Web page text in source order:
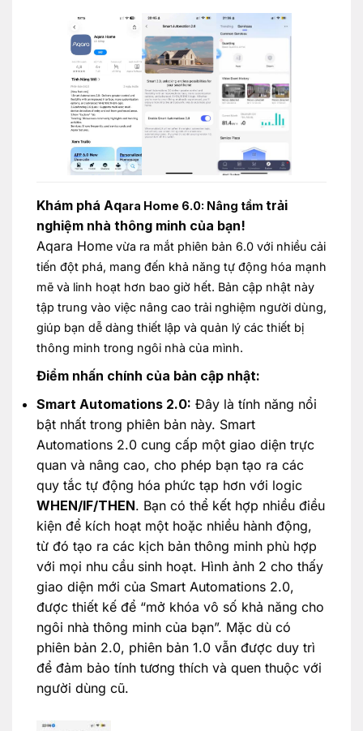
Khám phá Aqara Home 6.0: Nâng tầm trải
nghiệm nhà thông minh của bạn!
Aqara Home vừa ra mắt phiên bản 6.0 với nhiều cải
tiến đột phá, mang đến khả năng tự động hóa mạnh
mẽ và linh hoạt hơn bao giờ hết. Bản cập nhật này
tập trung vào việc nâng cao trải nghiệm người dùng,
giúp bạn dễ dàng thiết lập và quản lý các thiết bị
thông minh trong ngôi nhà của mình.
Điểm nhấn chính của bản cập nhật:
Smart Automations 2.0: Đây là tính năng nổi
bật nhất trong phiên bản này. Smart
Automations 2.0 cung cấp một giao diện trực
quan và nâng cao, cho phép bạn tạo ra các
quy tắc tự động hóa phức tạp hơn với logic
WHEN/IF/THEN. Bạn có thể kết hợp nhiều điều
kiện để kích hoạt một hoặc nhiều hành động,
từ đó tạo ra các kịch bản thông minh phù hợp
với mọi nhu cầu sinh hoạt. Hình ảnh 2 cho thấy
giao diện mới của Smart Automations 2.0,
được thiết kế để “mở khóa vô số khả năng cho
ngôi nhà thông minh của bạn”. Mặc dù có
phiên bản 2.0, phiên bản 1.0 vẫn được duy trì
để đảm bảo tính tương thích và quen thuộc với
người dùng cũ.